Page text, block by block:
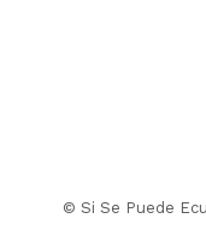
© Si Se Puede